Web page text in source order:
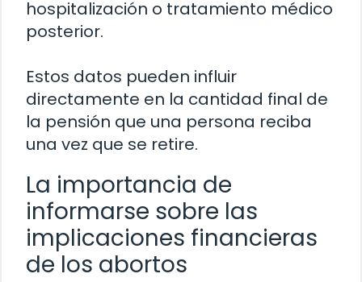
hospitalización o tratamiento médico
posterior.
Estos datos pueden influir
directamente en la cantidad final de
la pensión que una persona reciba
una vez que se retire.
La importancia de
informarse sobre las
implicaciones financieras
de los abortos